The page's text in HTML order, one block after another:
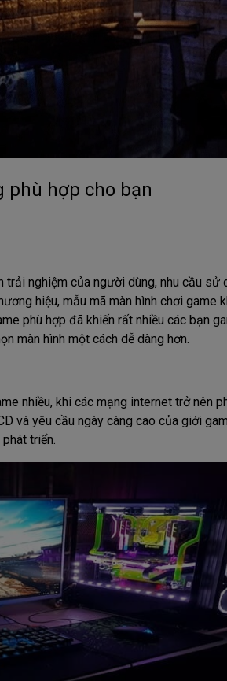
phù hợp cho bạn
trải nghiệm của người dùng, nhu cầu
hiệu, mẫu mã màn hình chơi game
phù hợp đã khiến rất nhiều các bạn
màn hình một cách dễ dàng hơn.
nhiều, khi các mạng internet trở nên
và yêu cầu ngày càng cao của giới
triển.